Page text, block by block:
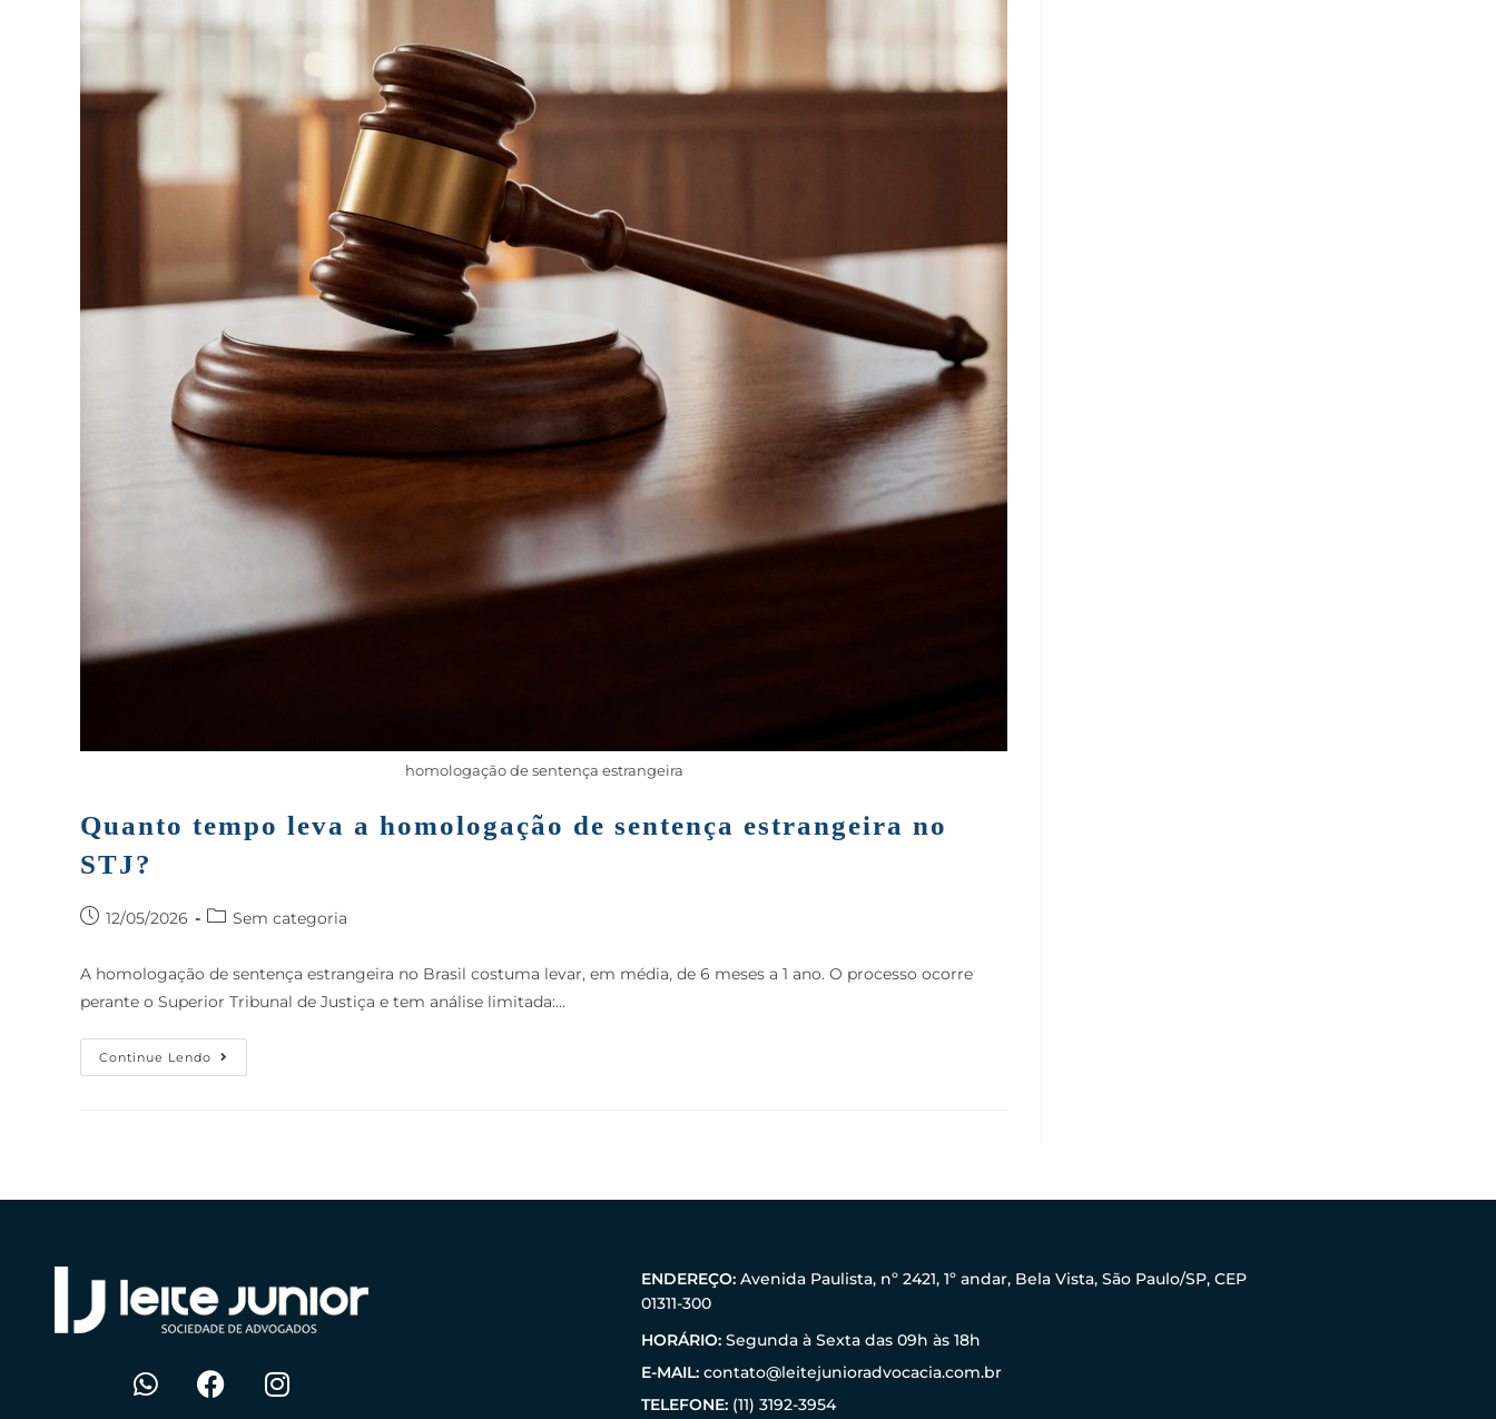
homologação de sentença estrangeira
Quanto tempo leva a homologação de sentença estrangeira no
STJ?
12/05/2026 Sem categoria
A homologação de sentença estrangeira no Brasil costuma levar, em média, de 6 meses a 1 ano. O processo ocorre
perante o Superior Tribunal de Justiça e tem análise limitada:…
Continue Lendo
ENDEREÇO: Avenida Paulista, nº 2421, 1º andar, Bela Vista, São Paulo/SP, CEP
01311-300
HORÁRIO: Segunda à Sexta das 09h às 18h
E-MAIL: contato@leitejunioradvocacia.com.br
TELEFONE: (11) 3192-3954